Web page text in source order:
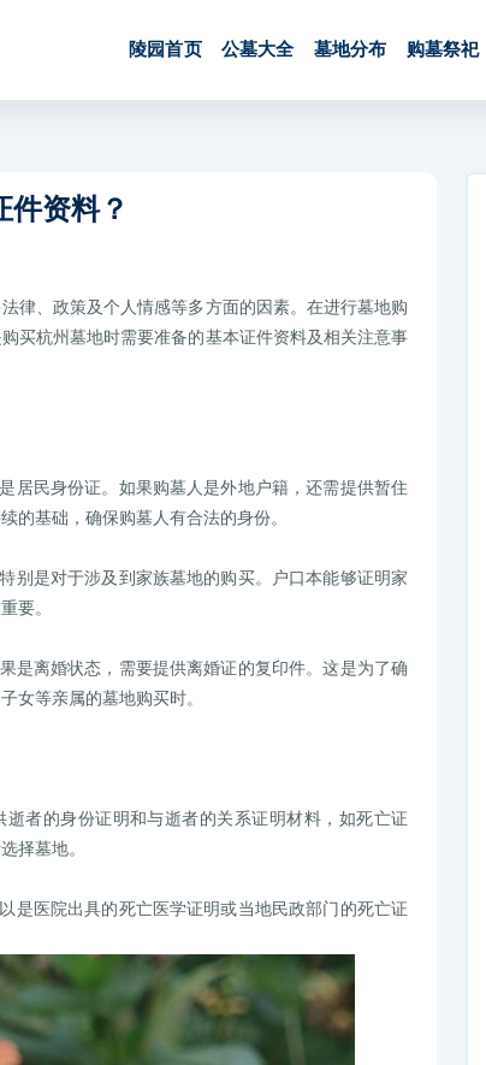
陵园首页 公墓大全 墓地分布 购墓祭祀
件资料？
律、政策及个人情感等多方面的因素。在进行墓地购
买杭州墓地时需要准备的基本证件资料及相关注意事
居民身份证。如果购墓人是外地户籍，还需提供暂住
的基础，确保购墓人有合法的身份。
别是对于涉及到家族墓地的购买。户口本能够证明家
要。
是离婚状态，需要提供离婚证的复印件。这是为了确
女等亲属的墓地购买时。
者的身份证明和与逝者的关系证明材料，如死亡证
择墓地。
是医院出具的死亡医学证明或当地民政部门的死亡证